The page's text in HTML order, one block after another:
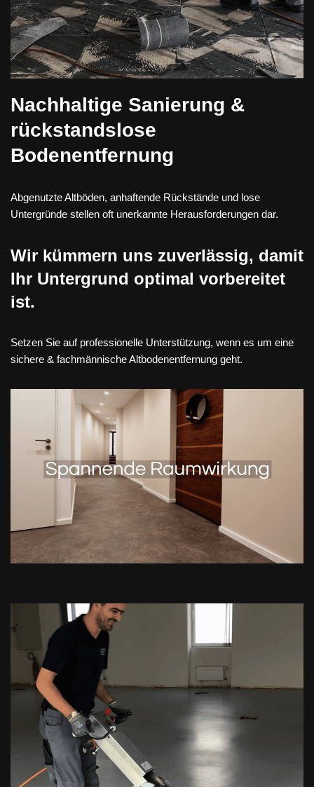
Nachhaltige Sanierung &
rückstandslose
Bodenentfernung
Abgenutzte Altböden, anhaftende Rückstände und lose
Untergründe stellen oft unerkannte Herausforderungen dar.
Wir kümmern uns zuverlässig, damit
Ihr Untergrund optimal vorbereitet
ist.
Setzen Sie auf professionelle Unterstützung, wenn es um eine
sichere & fachmännische Altbodenentfernung geht.